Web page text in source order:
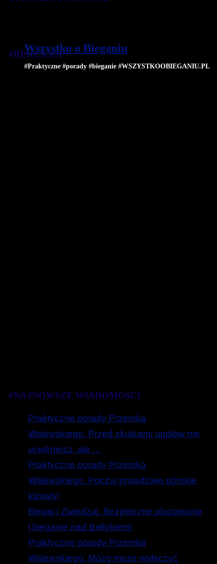
Wszystko o Bieganiu
#Praktyczne #porady #bieganie #WSZYSTKOOBIEGANIU.PL
#REKLAMA
#NAJNOWSZE WIADOMOŚCI
Praktyczne porady Przemka
Walewskiego. Przed skutkami upałów nie
uciekniesz, ale …
Praktyczne porady Przemka
Walewskiego. Poczuj prawdziwe górskie
klimaty!
Biegaj i Zwiedzaj. Bezpieczne plażowanie
i bieganie nad Bałtykiem!
Praktyczne porady Przemka
Walewskiego. Mózg może wyłączyć